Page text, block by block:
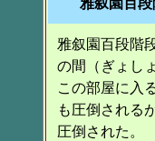
雅叙園百段
雅叙園百段階
の間（ぎょし
この部屋に入
も圧倒される
圧倒された。